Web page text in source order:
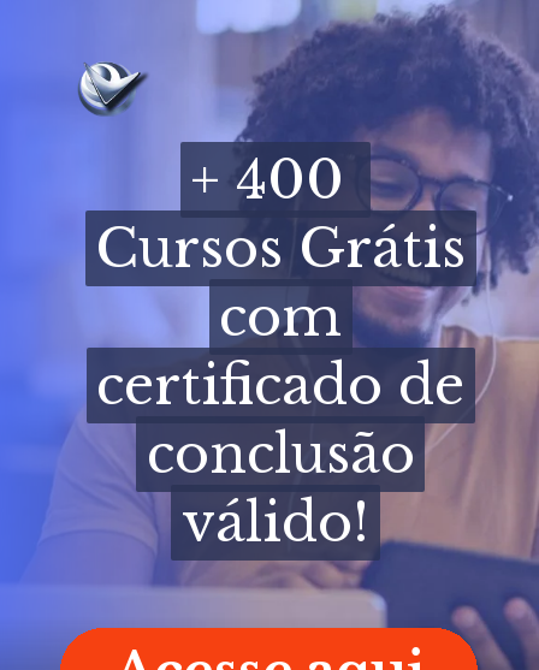
+ 400
Cursos Grátis
com
certificado de
conclusão
válido!
+ 400
Cursos Grátis
com
certificado de
conclusão
válido!